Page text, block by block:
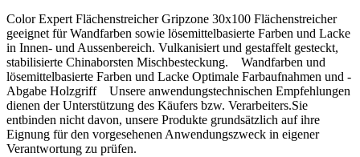
Color Expert Flächenstreicher Gripzone 30x100 Flächenstreicher
geeignet für Wandfarben sowie lösemittelbasierte Farben und Lacke
in Innen- und Aussenbereich. Vulkanisiert und gestaffelt gesteckt,
stabilisierte Chinaborsten Mischbesteckung. Wandfarben und
lösemittelbasierte Farben und Lacke Optimale Farbaufnahmen und -
Abgabe Holzgriff Unsere anwendungstechnischen Empfehlungen
dienen der Unterstützung des Käufers bzw. Verarbeiters.Sie
entbinden nicht davon, unsere Produkte grundsätzlich auf ihre
Eignung für den vorgesehenen Anwendungszweck in eigener
Verantwortung zu prüfen.